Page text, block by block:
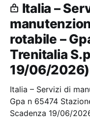
Italia –
rotabile –
Trenitalia
19/06/2026)
Italia – Servizi di
Gpa n 65474
Scadenza 19/06/